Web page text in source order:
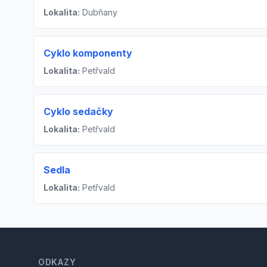
Lokalita: Dubňany
Cyklo komponenty
Lokalita: Petřvald
Cyklo sedačky
Lokalita: Petřvald
Sedla
Lokalita: Petřvald
ODKAZY